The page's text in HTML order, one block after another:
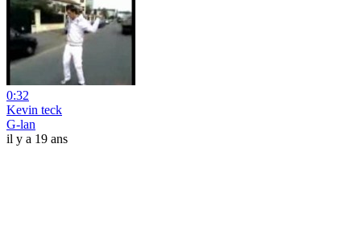
0:32
Kevin teck
G-lan
il y a 19 ans